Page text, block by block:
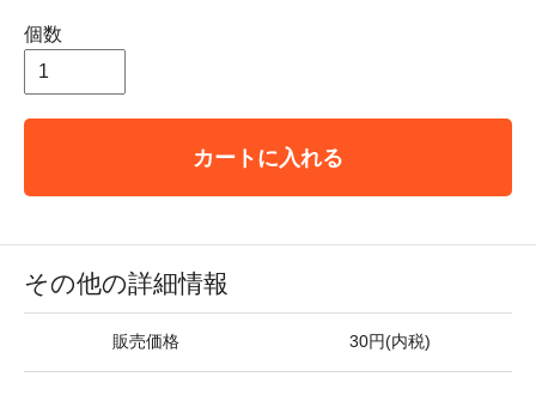
個数
カートに入れる
その他の詳細情報
販売価格 30円(内税)